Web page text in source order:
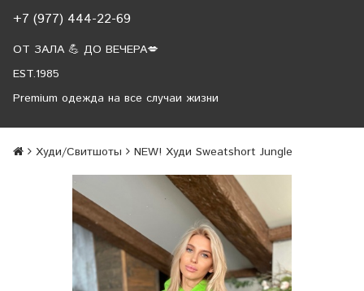
+7 (977) 444-22-69
ОТ ЗАЛА 💪 ДО ВЕЧЕРА💋
EST.1985
Premium одежда на все случаи жизни
Худи/Свитшоты NEW! Худи Sweatshort Jungle